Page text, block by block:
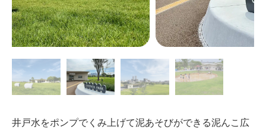
井戸水をポンプでくみ上げて泥あそびができる泥んこ広